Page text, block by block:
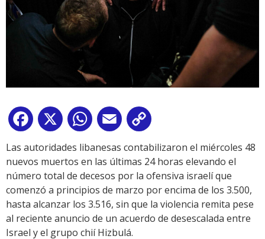
Facebook
X WhatsApp
Email
Link
Las autoridades libanesas contabilizaron el miércoles 48
nuevos muertos en las últimas 24 horas elevando el
número total de decesos por la ofensiva israelí que
comenzó a principios de marzo por encima de los 3.500,
hasta alcanzar los 3.516, sin que la violencia remita pese
al reciente anuncio de un acuerdo de desescalada entre
Israel y el grupo chií Hizbulá.